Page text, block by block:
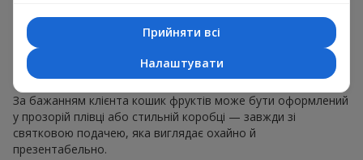
побажань клієнта, створюючи декор. При формуванні
композиції букет у кошику із фруктів використовуються
натуральні матеріали, продумана упаковка смаку, і звісно
відповідні до події декоративні елементи.
За бажанням клієнта кошик фруктів може бути оформлений
у прозорій плівці або стильній коробці — завжди зі
святковою подачею, яка виглядає охайно й
презентабельно.
Прийняти всі
Налаштувати